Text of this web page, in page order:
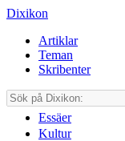
Dixikon
Artiklar
Teman
Skribenter
Essäer
Kultur